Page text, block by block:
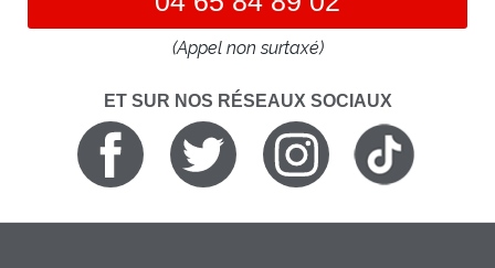
(Appel non surtaxé)
ET SUR NOS RÉSEAUX SOCIAUX